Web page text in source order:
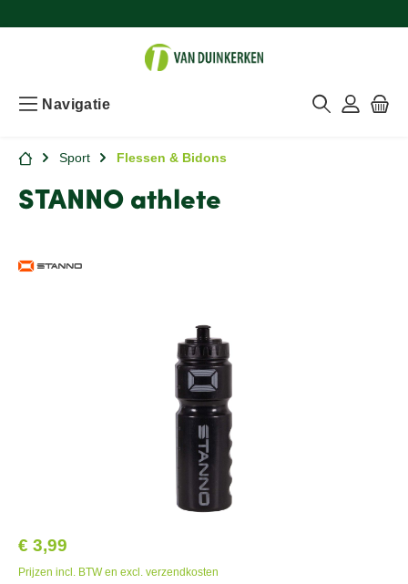
Navigatie
Sport Flessen & Bidons
STANNO athlete
€ 3,99
Prijzen incl. BTW en excl. verzendkosten